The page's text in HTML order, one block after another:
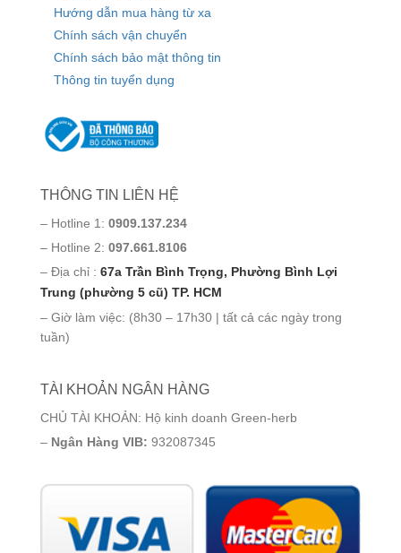
Hướng dẫn mua hàng từ xa
Chính sách vận chuyển
Chính sách bảo mật thông tin
Thông tin tuyển dụng
THÔNG TIN LIÊN HỆ
– Hotline 1: 0909.137.234
– Hotline 2: 097.661.8106
– Địa chỉ : 67a Trần Bình Trọng, Phường Bình Lợi
Trung (phường 5 cũ) TP. HCM
– Giờ làm việc: (8h30 – 17h30 | tất cả các ngày trong
tuần)
TÀI KHOẢN NGÂN HÀNG
CHỦ TÀI KHOẢN: Hộ kinh doanh Green-herb
– Ngân Hàng VIB: 932087345